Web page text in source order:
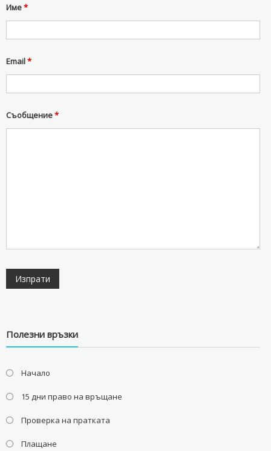
Име*
Email*
Съобщение*
Полезни връзки
Начало
15 дни право на връщане
Проверка на пратката
Плащане